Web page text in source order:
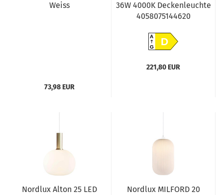
Weiss
73,98 EUR
36W 4000K Deckenleuchte
4058075144620
A
GD
221,80 EUR
Nordlux Alton 25 LED
Nordlux MILFORD 20